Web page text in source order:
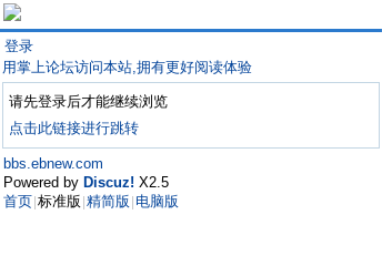
登录
用掌上论坛访问本站,拥有更好阅读体验
请先登录后才能继续浏览
点击此链接进行跳转
bbs.ebnew.com
Powered by Discuz! X2.5
首页 标准版 精简版 电脑版